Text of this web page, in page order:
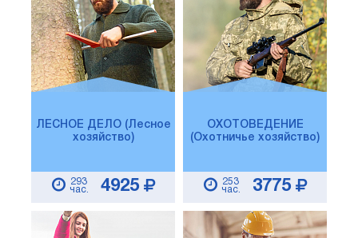
ЛЕСНОЕ ДЕЛО (Лесное
хозяйство)
293
час.
4925
ОХОТОВЕДЕНИЕ
(Охотничье хозяйство)
253
час.
3775